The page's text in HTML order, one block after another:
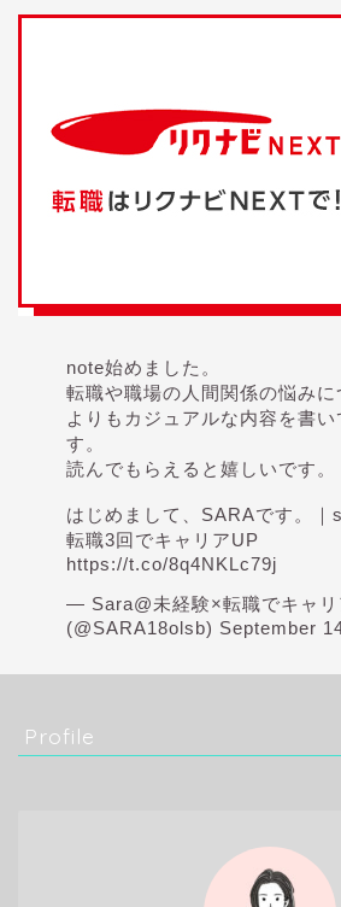
note始めました。
転職や職場の人間関係の悩み
よりもカジュアルな内容を書
す。
読んでもらえると嬉しいです。
はじめまして、SARAです。｜
転職3回でキャリアUP
https://t.co/8q4NKLc79j
— Sara@未経験×転職でキャリ
(@SARA18olsb) September
Profile